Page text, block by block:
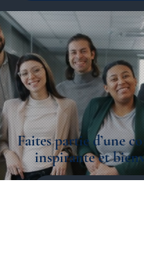
Faites partie d’une
inspirante et